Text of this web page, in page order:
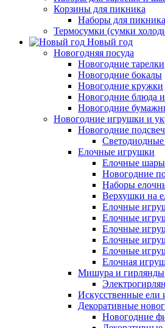
Корзины для пикника
Наборы для пикника
Термосумки (сумки
Новый год
Новогодняя посуда
Новогодние тарелки
Новогодние бокалы
Новогодние кружки
Новогодние блюда
Новогодние
Новогодние игрушки и
Новогодние
Светодиодные
Елочные игрушки
Елочные шары
Новогодние
Наборы
Верхушки на
Елочные
Елочные
Елочные
Елочные
Елочные
Елочная
Мишура и гирлянды
Искусственные ели
Декоративные
Новогодние